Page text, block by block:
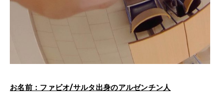
お名前：ファビオ/サルタ出身のアルゼンチン人